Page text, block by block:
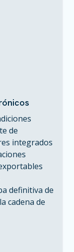
de
integrados
definitiva de
cadena de